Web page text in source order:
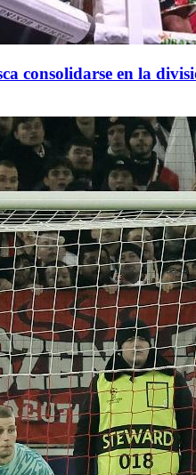
consolidarse en la